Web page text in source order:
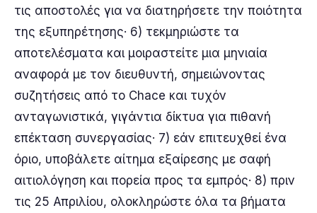
τις αποστολές για να διατηρήσετε την ποιότητα
της εξυπηρέτησης· 6) τεκμηριώστε τα
αποτελέσματα και μοιραστείτε μια μηνιαία
αναφορά με τον διευθυντή, σημειώνοντας
συζητήσεις από το Chace και τυχόν
ανταγωνιστικά, γιγάντια δίκτυα για πιθανή
επέκταση συνεργασίας· 7) εάν επιτευχθεί ένα
όριο, υποβάλετε αίτημα εξαίρεσης με σαφή
αιτιολόγηση και πορεία προς τα εμπρός· 8) πριν
τις 25 Απριλίου, ολοκληρώστε όλα τα βήματα